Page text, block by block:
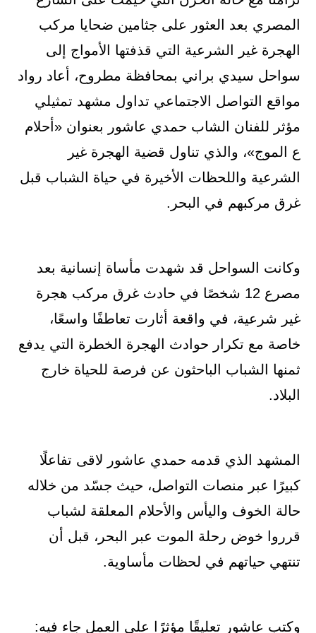
المصري بعد العثور على جثامين ضحايا مركب
الهجرة غير الشرعية التي قذفتها الأمواج إلى
سواحل سيدي براني بمحافظة مطروح، أعاد رواد
مواقع التواصل الاجتماعي تداول مشهد تمثيلي
مؤثر للفنان الشاب حمدي عاشور بعنوان «أحلام
ع الموج»، والذي تناول قضية الهجرة غير
الشرعية واللحظات الأخيرة في حياة الشباب قبل
غرق مركبهم في البحر.
وكانت السواحل قد شهدت مأساة إنسانية بعد
مصرع 12 شخصًا في حادث غرق مركب هجرة
غير شرعية، في واقعة أثارت تعاطفًا واسعًا،
خاصة مع تكرار حوادث الهجرة الخطرة التي يدفع
ثمنها الشباب الباحثون عن فرصة للحياة خارج
البلاد.
المشهد الذي قدمه حمدي عاشور لاقى تفاعلًا
كبيرًا عبر منصات التواصل، حيث جسّد من خلاله
حالة الخوف واليأس والأحلام المعلقة لشباب
قرروا خوض رحلة الموت عبر البحر، قبل أن
تنتهي حياتهم في لحظات مأساوية.
وكتب عاشور تعليقًا مؤثرًا على العمل جاء فيه: